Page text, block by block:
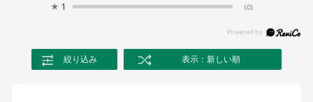
★ 1 (0)
絞り込み 表示：新しい順